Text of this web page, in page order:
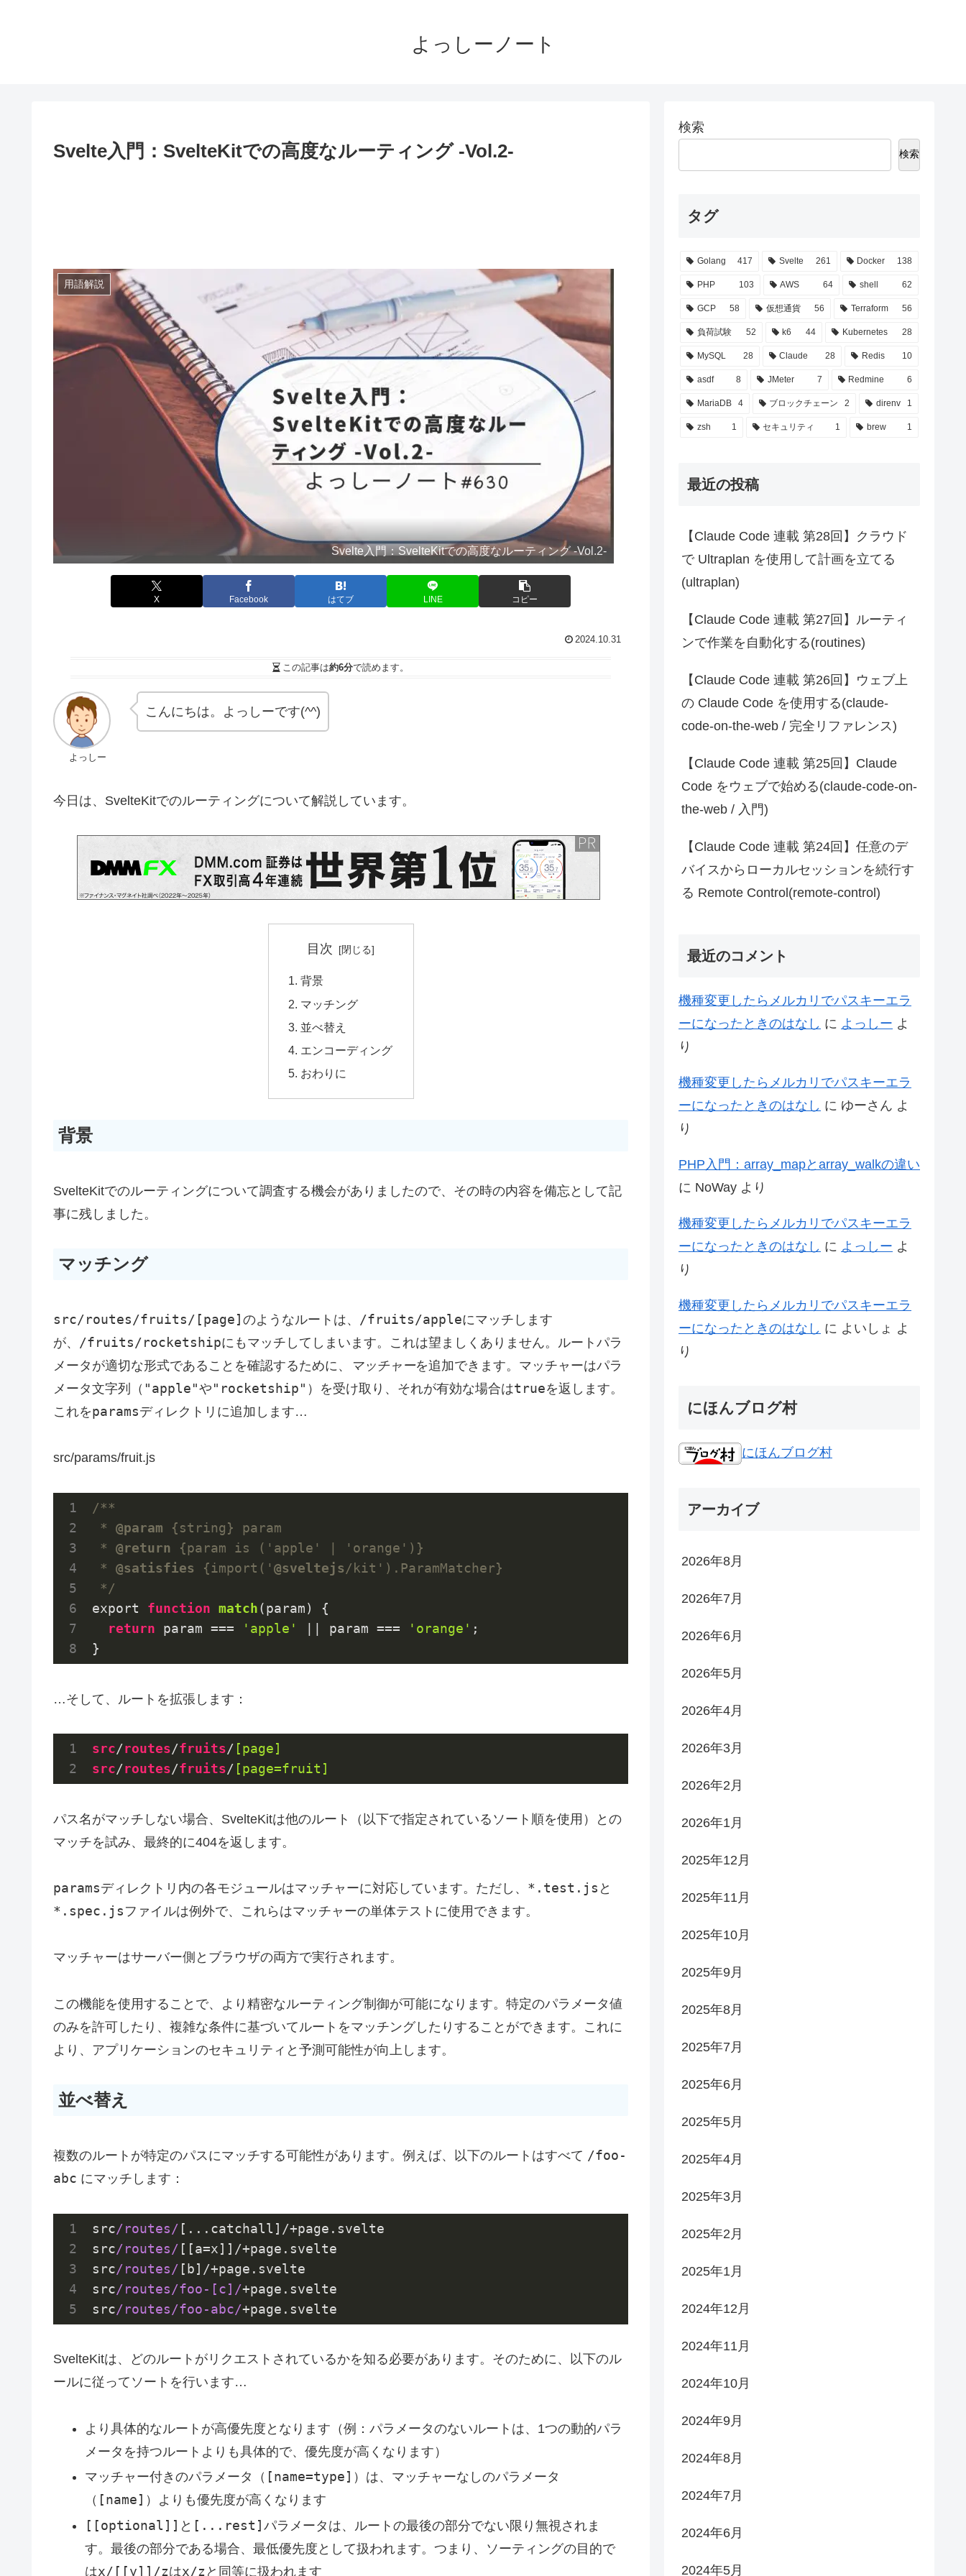
よっしーノート
Svelte入門：SvelteKitでの高度なルーティング -Vol.2-
用語解説
Svelte入門：SvelteKitでの高度なルーティング -Vol.2-
X Facebook はてブ LINE コピー
2024.10.31
この記事は約6分で読めます。
よっしー
こんにちは。よっしーです(^^)
今日は、SvelteKitでのルーティングについて解説しています。
目次
背景
マッチング
並べ替え
エンコーディング
おわりに
背景
SvelteKitでのルーティングについて調査する機会がありましたので、その時の内容を備忘として記
事に残しました。
マッチング
src/routes/fruits/[page] のようなルートは、 /fruits/appleにマッチします
が、 /fruits/rocketshipにもマッチしてしまいます。これは望ましくありません。ルートパラ
メータが適切な形式であることを確認するために、
マッチャーを追加できます。マッチャーはパラ
メータ文字列（ "apple"や "rocketship" ）を受け取り、それが有効な場合はtrueを返します。
これをparamsディレクトリに追加します…
src/params/fruit.js
/**
* @param {string} param
* @return {param is ('apple' | 'orange')}
* @satisfies {import(' @sveltejs/kit').ParamMatcher}
*/
export function match(param)
{
return param === 'apple' || param === 'orange' ;
}
…そして、ルートを拡張します：
src/routes/fruits/ [page]
src/routes/fruits/ [page=fruit]
パス名がマッチしない場合、SvelteKitは他のルート（以下で指定されているソート順を使用）との
マッチを試み、最終的に404を返します。
paramsディレクトリ内の各モジュールはマッチャーに対応しています。ただし、 *.test.js と
*.spec.js ファイルは例外で、これらはマッチャーの単体テストに使用できます。
マッチャーはサーバー側とブラウザの両方で実行されます。
この機能を使用することで、より精密なルーティング制御が可能になります。特定のパラメータ値
のみを許可したり、複雑な条件に基づいてルートをマッチングしたりすることができます。これに
より、アプリケーションのセキュリティと予測可能性が向上します。
並べ替え
複数のルートが特定のパスにマッチする可能性があります。例えば、以下のルートはすべて /foo-
abc にマッチします：
src/routes/ [...catchall]/+page.svelte
src/routes/ [[a=x]]/+page.svelte
src/routes/ [b]/+page.svelte
src/routes/foo-[c]/+page.svelte
src/routes/foo-abc/+page.svelte
SvelteKitは、どのルートがリクエストされているかを知る必要があります。そのために、以下のル
ールに従ってソートを行います…
より具体的なルートが高優先度となります（例：パラメータのないルートは、1つの動的パラ
メータを持つルートよりも具体的で、優先度が高くなります）
マッチャー付きのパラメータ（ [name=type] ）は、マッチャーなしのパラメータ
（ [name] ）よりも優先度が高くなります
[[optional]] と [...rest] パラメータは、ルートの最後の部分でない限り無視されま
す。最後の部分である場合、最低優先度として扱われます。つまり、ソーティングの目的で
はx/[[y]]/zはx/z と同等に扱われます
検索
検索
タグ
Golang 417 Svelte 261 Docker 138
PHP 103 AWS 64 shell 62
GCP 58 仮想通貨 56 Terraform 56
負荷試験 52 k6 44 Kubernetes 28
MySQL 28 Claude 28 Redis 10
asdf 8 JMeter 7 Redmine 6
MariaDB 4 ブロックチェーン 2 direnv 1
zsh 1 セキュリティ 1 brew 1
最近の投稿
【Claude Code 連載 第28回】クラウド
で Ultraplan を使用して計画を立てる
(ultraplan)
【Claude Code 連載 第27回】ルーティ
ンで作業を自動化する(routines)
【Claude Code 連載 第26回】ウェブ上
の Claude Code を使用する(claude-
code-on-the-web / 完全リファレンス)
【Claude Code 連載 第25回】Claude
Code をウェブで始める(claude-code-on-
the-web / 入門)
【Claude Code 連載 第24回】任意のデ
バイスからローカルセッションを続行す
る Remote Control(remote-control)
最近のコメント
機種変更したらメルカリでパスキーエラ
ーになったときのはなし に よっしー よ
り
機種変更したらメルカリでパスキーエラ
ーになったときのはなし に ゆーさん よ
り
PHP入門：array_mapとarray_walkの違い
に NoWay より
機種変更したらメルカリでパスキーエラ
ーになったときのはなし に よっしー よ
り
機種変更したらメルカリでパスキーエラ
ーになったときのはなし に よいしょ よ
り
にほんブログ村
にほんブログ村
アーカイブ
2026年8月
2026年7月
2026年6月
2026年5月
2026年4月
2026年3月
2026年2月
2026年1月
2025年12月
2025年11月
2025年10月
2025年9月
2025年8月
2025年7月
2025年6月
2025年5月
2025年4月
2025年3月
2025年2月
2025年1月
2024年12月
2024年11月
2024年10月
2024年9月
2024年8月
2024年7月
2024年6月
2024年5月